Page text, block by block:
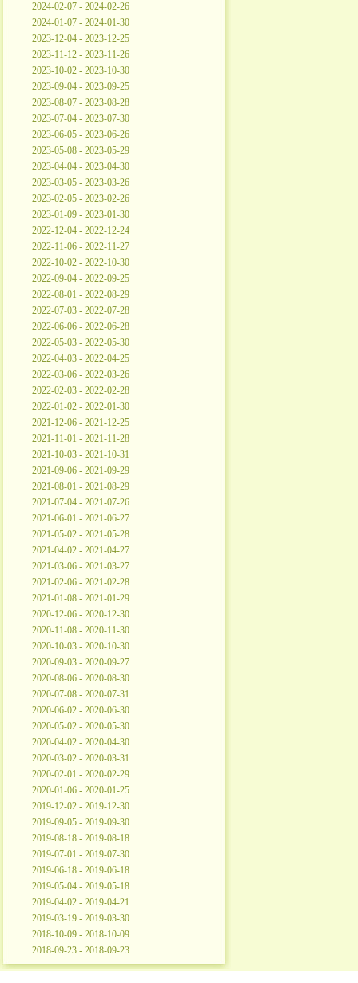
2024-02-07 - 2024-02-26
2024-01-07 - 2024-01-30
2023-12-04 - 2023-12-25
2023-11-12 - 2023-11-26
2023-10-02 - 2023-10-30
2023-09-04 - 2023-09-25
2023-08-07 - 2023-08-28
2023-07-04 - 2023-07-30
2023-06-05 - 2023-06-26
2023-05-08 - 2023-05-29
2023-04-04 - 2023-04-30
2023-03-05 - 2023-03-26
2023-02-05 - 2023-02-26
2023-01-09 - 2023-01-30
2022-12-04 - 2022-12-24
2022-11-06 - 2022-11-27
2022-10-02 - 2022-10-30
2022-09-04 - 2022-09-25
2022-08-01 - 2022-08-29
2022-07-03 - 2022-07-28
2022-06-06 - 2022-06-28
2022-05-03 - 2022-05-30
2022-04-03 - 2022-04-25
2022-03-06 - 2022-03-26
2022-02-03 - 2022-02-28
2022-01-02 - 2022-01-30
2021-12-06 - 2021-12-25
2021-11-01 - 2021-11-28
2021-10-03 - 2021-10-31
2021-09-06 - 2021-09-29
2021-08-01 - 2021-08-29
2021-07-04 - 2021-07-26
2021-06-01 - 2021-06-27
2021-05-02 - 2021-05-28
2021-04-02 - 2021-04-27
2021-03-06 - 2021-03-27
2021-02-06 - 2021-02-28
2021-01-08 - 2021-01-29
2020-12-06 - 2020-12-30
2020-11-08 - 2020-11-30
2020-10-03 - 2020-10-30
2020-09-03 - 2020-09-27
2020-08-06 - 2020-08-30
2020-07-08 - 2020-07-31
2020-06-02 - 2020-06-30
2020-05-02 - 2020-05-30
2020-04-02 - 2020-04-30
2020-03-02 - 2020-03-31
2020-02-01 - 2020-02-29
2020-01-06 - 2020-01-25
2019-12-02 - 2019-12-30
2019-09-05 - 2019-09-30
2019-08-18 - 2019-08-18
2019-07-01 - 2019-07-30
2019-06-18 - 2019-06-18
2019-05-04 - 2019-05-18
2019-04-02 - 2019-04-21
2019-03-19 - 2019-03-30
2018-10-09 - 2018-10-09
2018-09-23 - 2018-09-23